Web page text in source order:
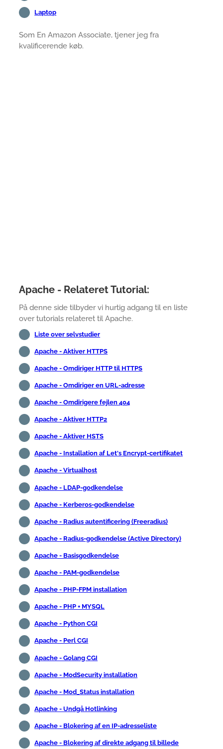
Laptop
Som En Amazon Associate, tjener jeg fra
kvalificerende køb.
Apache - Relateret Tutorial:
På denne side tilbyder vi hurtig adgang til en liste
over tutorials relateret til Apache.
Liste over selvstudier
Apache - Aktiver HTTPS
Apache - Omdiriger HTTP til HTTPS
Apache - Omdiriger en URL-adresse
Apache - Omdirigere fejlen 404
Apache - Aktiver HTTP2
Apache - Aktiver HSTS
Apache - Installation af Let's Encrypt-certifikatet
Apache - Virtualhost
Apache - LDAP-godkendelse
Apache - Kerberos-godkendelse
Apache - Radius autentificering (Freeradius)
Apache - Radius-godkendelse (Active Directory)
Apache - Basisgodkendelse
Apache - PAM-godkendelse
Apache - PHP-FPM installation
Apache - PHP + MYSQL
Apache - Python CGI
Apache - Perl CGI
Apache - Golang CGI
Apache - ModSecurity installation
Apache - Mod_Status installation
Apache - Undgå Hotlinking
Apache - Blokering af en IP-adresseliste
Apache - Blokering af direkte adgang til billede